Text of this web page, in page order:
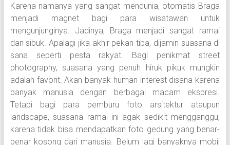
Karena namanya yang sangat mendunia, otomatis Braga
menjadi magnet bagi para wisatawan untuk
mengunjunginya. Jadinya, Braga menjadi sangat ramai
dan sibuk. Apalagi jika akhir pekan tiba, dijamin suasana di
sana seperti pesta rakyat. Bagi penikmat street
photography, suasana yang penuh hiruk pikuk mungkin
adalah favorit. Akan banyak human interest disana karena
banyak manusia dengan berbagai macam ekspresi.
Tetapi bagi para pemburu foto arsitektur ataupun
landscape, suasana ramai ini agak sedikit mengganggu,
karena tidak bisa mendapatkan foto gedung yang benar-
benar kosong dari manusia. Belum lagi banyaknya mobil